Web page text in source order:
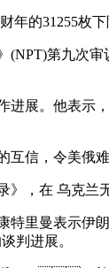
的31255枚下降
第九次审议
。他表示
，令美
，在 乌克兰
里曼表示伊
展。